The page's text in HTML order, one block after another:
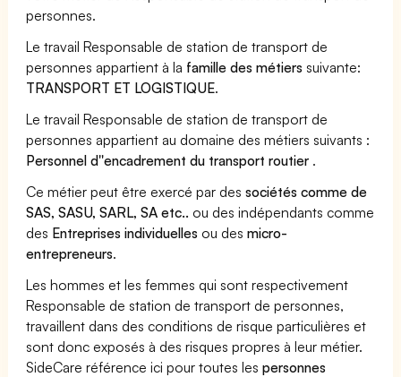
personnes.
Le travail Responsable de station de transport de
personnes appartient à la famille des métiers suivante:
TRANSPORT ET LOGISTIQUE.
Le travail Responsable de station de transport de
personnes appartient au domaine des métiers suivants :
Personnel d''encadrement du transport routier .
Ce métier peut être exercé par dessociétés comme de
SAS, SASU, SARL, SA etc.. ou des indépendants comme
des Entreprises individuelles ou desmicro-
entrepreneurs.
Les hommes et les femmes qui sont respectivement
Responsable de station de transport de personnes,
travaillent dans des conditions de risque particulières et
sont donc exposés à des risques propres à leur métier.
SideCare référence ici pour toutes lespersonnes